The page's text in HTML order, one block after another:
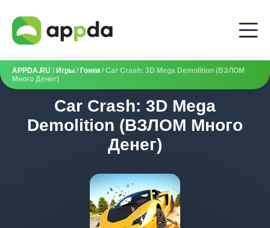
APPDA.RU / Игры / Гонки / Car Crash: 3D Mega Demolition (ВЗЛОМ
Много Денег)
Car Crash: 3D Mega
Demolition (ВЗЛОМ Много
Денег)